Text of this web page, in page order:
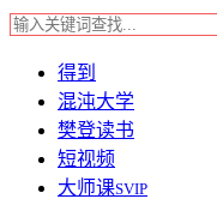
得到
混沌大学
樊登读书
短视频
大师课SVIP